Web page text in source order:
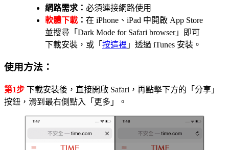
網路需求： 必須連接網路使用
軟體下載 ： 在 iPhone、iPad 中開啟 App Store
並搜尋「Dark Mode for Safari browser」即可
下載安裝，或「 按這裡 」透過 iTunes 安裝。
使用方法：
第1步 下載安裝後，直接開啟 Safari，再點擊下方的「分享」
按鈕，滑到最右側點入「更多」。